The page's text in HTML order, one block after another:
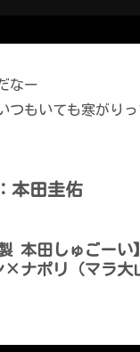
なー
つもいても寒がり
本田圭佑
本田しゅごーい
×ナポリ（マラ大